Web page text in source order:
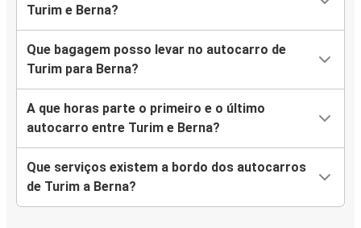
Turim e Berna?
Que bagagem posso levar no autocarro de
Turim para Berna?
A que horas parte o primeiro e o último
autocarro entre Turim e Berna?
Que serviços existem a bordo dos autocarros
de Turim a Berna?